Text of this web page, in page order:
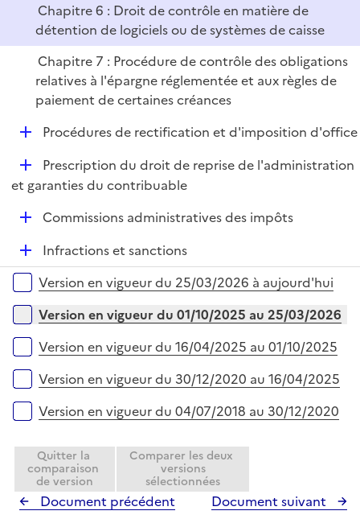
Chapitre 6 : Droit de contrôle en matière de
détention de logiciels ou de systèmes de caisse
Chapitre 7 : Procédure de contrôle des obligations
relatives à l'épargne réglementée et aux règles de
paiement de certaines créances
D
l
Procédures de rectification et d'imposition d'office
D
é
r
Prescription du droit de reprise de l'administration
et garanties du contribuable
D
e
Commissions administratives des impôts
D
é
p
e
Infractions et sanctions
Versions sur la période
Version en vigueur du 25/03/2026 à aujourd'hui
Version en vigueur du 01/10/2025 au 25/03/2026
Version en vigueur du 16/04/2025 au 01/10/2025
Version en vigueur du 30/12/2020 au 16/04/2025
Version en vigueur du 04/07/2018 au 30/12/2020
Quitter la
comparaison
de version
Comparer les deux
versions
sélectionnées
Document précédent Document suivant